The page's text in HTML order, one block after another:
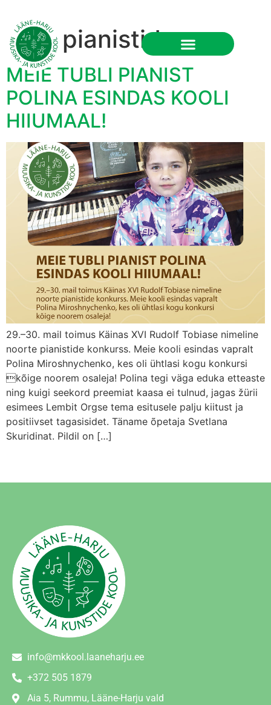
Silt:pianistid
MEIE TUBLI PIANIST
POLINA ESINDAS KOOLI
HIIUMAAL!
29.–30. mail toimus Käinas XVI Rudolf Tobiase nimeline
noorte pianistide konkurss. Meie kooli esindas vapralt
Polina Miroshnychenko, kes oli ühtlasi kogu konkursi
kõige noorem osaleja! Polina tegi väga eduka etteaste
ning kuigi seekord preemiat kaasa ei tulnud, jagas žürii
esimees Lembit Orgse tema esitusele palju kiitust ja
positiivset tagasisidet. Täname õpetaja Svetlana
Skuridinat. Pildil on […]
info@mkkool.laaneharju.ee
+372 505 1879
Aia 5, Rummu, Lääne-Harju vald